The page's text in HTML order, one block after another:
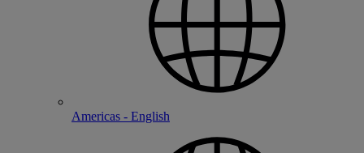
Americas - English